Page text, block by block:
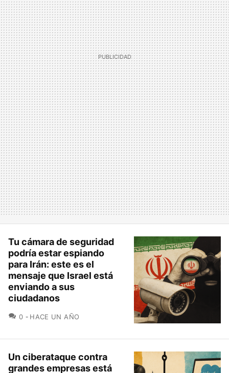
Tu cámara de seguridad
podría estar espiando
para Irán: este es el
mensaje que Israel está
enviando a sus
ciudadanos
0 COMENTARIOS
HACE UN AÑO
Un ciberataque contra
grandes empresas está